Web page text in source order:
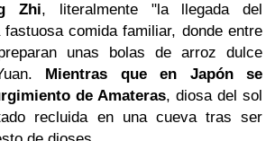
Zhi, literalmente "la llegada del
comida familiar, donde entre
unas bolas de arroz dulce
Mientras que en Japón se
de Amateras, diosa del sol
recluida en una cueva tras ser